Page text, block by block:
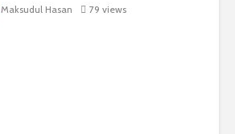
Maksudul Hasan 79 views